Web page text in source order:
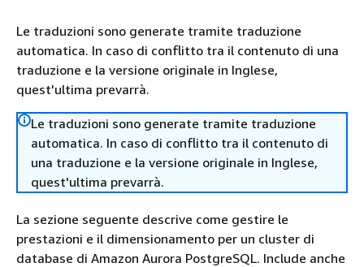
Le traduzioni sono generate tramite traduzione
automatica. In caso di conflitto tra il contenuto di una
traduzione e la versione originale in Inglese,
quest'ultima prevarrà.
Le traduzioni sono generate tramite traduzione
automatica. In caso di conflitto tra il contenuto di
una traduzione e la versione originale in Inglese,
quest'ultima prevarrà.
La sezione seguente descrive come gestire le
prestazioni e il dimensionamento per un cluster di
database di Amazon Aurora PostgreSQL. Include anche